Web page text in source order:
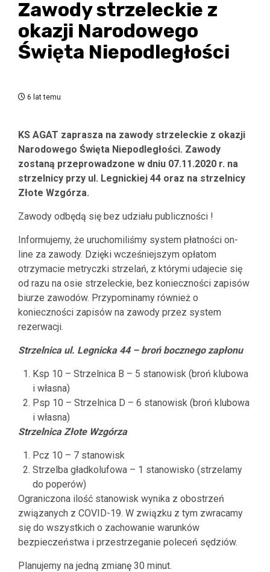
Zawody strzeleckie z
okazji Narodowego
Święta Niepodległości
6 lat temu
KS AGAT zaprasza na zawody strzeleckie z okazji
Narodowego Święta Niepodległości. Zawody
zostaną przeprowadzone w dniu 07.11.2020 r. na
strzelnicy przy ul. Legnickiej 44 oraz na strzelnicy
Złote Wzgórza.
Zawody odbędą się bez udziału publiczności !
Informujemy, że uruchomiliśmy system płatności on-
line za zawody. Dzięki wcześniejszym opłatom
otrzymacie metryczki strzelań, z którymi udajecie się
od razu na osie strzeleckie, bez konieczności zapisów
biurze zawodów. Przypominamy również o
konieczności zapisów na zawody przez system
rezerwacji.
Strzelnica ul. Legnicka 44 – broń bocznego zapłonu
Ksp 10 – Strzelnica B – 5 stanowisk (broń klubowa
i własna)
Psp 10 – Strzelnica D – 6 stanowisk (broń klubowa
i własna)
Strzelnica Złote Wzgórza
Pcz 10 – 7 stanowisk
Strzelba gładkolufowa – 1 stanowisko (strzelamy
do poperów)
Ograniczona ilość stanowisk wynika z obostrzeń
związanych z COVID-19. W związku z tym zwracamy
się do wszystkich o zachowanie warunków
bezpieczeństwa i przestrzeganie poleceń sędziów.
Planujemy na jedną zmianę 30 minut.